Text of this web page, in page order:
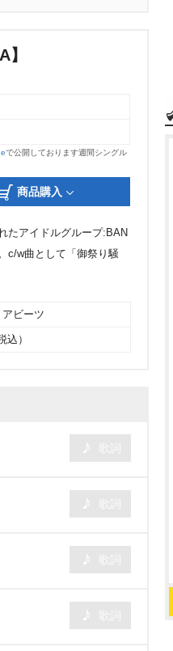
で公開しております週間シングル
商品購入
たアイドルグループ:BAN
c/w曲として「御祭り騒
ビーツ
込）